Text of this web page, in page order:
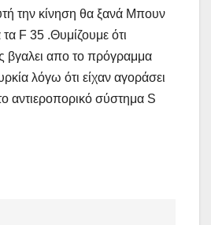
την κίνηση θα ξανά Μπουν
F 35 .Θυμίζουμε ότι
βγαλει απο το πρόγραμμα
λόγω ότι είχαν αγοράσει
αντιεροπορικό σύστημα S